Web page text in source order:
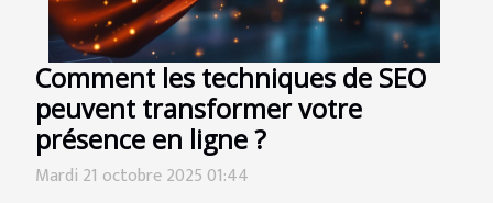
Comment les techniques de SEO
peuvent transformer votre
présence en ligne ?
Mardi 21 octobre 2025 01:44